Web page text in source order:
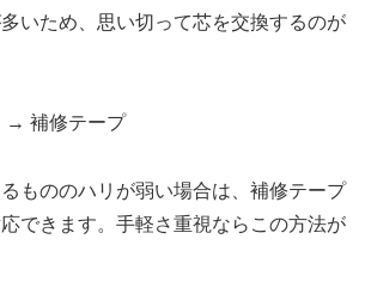
いため、思い切って芯を交換するのが
→ 補修テープ
もののハリが弱い場合は、補修テープ
できます。手軽さ重視ならこの方法が